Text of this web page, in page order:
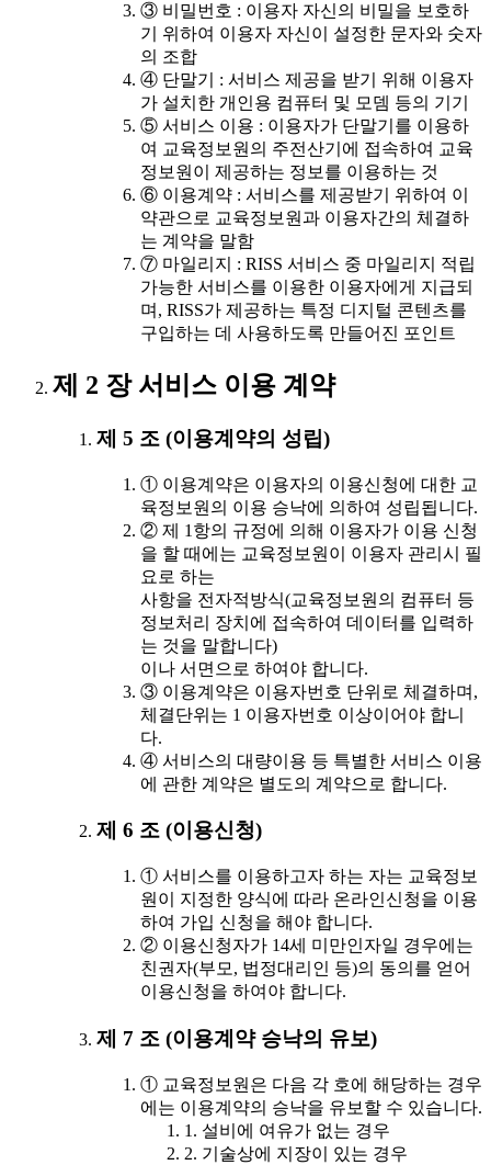
③ 비밀번호 : 이용자 자신의 비밀을 보호하
기 위하여 이용자 자신이 설정한 문자와 숫자
의 조합
④ 단말기 : 서비스 제공을 받기 위해 이용자
가 설치한 개인용 컴퓨터 및 모뎀 등의 기기
⑤ 서비스 이용 : 이용자가 단말기를 이용하
여 교육정보원의 주전산기에 접속하여 교육
정보원이 제공하는 정보를 이용하는 것
⑥ 이용계약 : 서비스를 제공받기 위하여 이
약관으로 교육정보원과 이용자간의 체결하
는 계약을 말함
⑦ 마일리지 : RISS 서비스 중 마일리지 적립
가능한 서비스를 이용한 이용자에게 지급되
며, RISS가 제공하는 특정 디지털 콘텐츠를
구입하는 데 사용하도록 만들어진 포인트
제 2 장 서비스 이용 계약
제 5 조 (이용계약의 성립)
① 이용계약은 이용자의 이용신청에 대한 교
육정보원의 이용 승낙에 의하여 성립됩니다.
② 제 1항의 규정에 의해 이용자가 이용 신청
을 할 때에는 교육정보원이 이용자 관리시 필
요로 하는
사항을 전자적방식(교육정보원의 컴퓨터 등
정보처리 장치에 접속하여 데이터를 입력하
는 것을 말합니다)
이나 서면으로 하여야 합니다.
③ 이용계약은 이용자번호 단위로 체결하며,
체결단위는 1 이용자번호 이상이어야 합니
다.
④ 서비스의 대량이용 등 특별한 서비스 이용
에 관한 계약은 별도의 계약으로 합니다.
제 6 조 (이용신청)
① 서비스를 이용하고자 하는 자는 교육정보
원이 지정한 양식에 따라 온라인신청을 이용
하여 가입 신청을 해야 합니다.
② 이용신청자가 14세 미만인자일 경우에는
친권자(부모, 법정대리인 등)의 동의를 얻어
이용신청을 하여야 합니다.
제 7 조 (이용계약 승낙의 유보)
① 교육정보원은 다음 각 호에 해당하는 경우
에는 이용계약의 승낙을 유보할 수 있습니다.
1. 설비에 여유가 없는 경우
2. 기술상에 지장이 있는 경우